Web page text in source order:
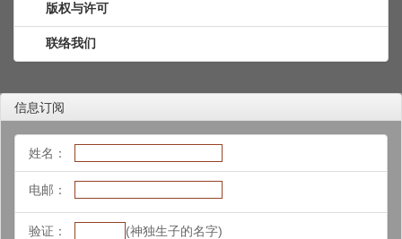
版权与许可
联络我们
信息订阅
姓名：
电邮：
验证： (神独生子的名字)